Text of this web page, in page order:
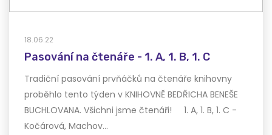
18.06.22
Pasování na čtenáře - 1. A, 1. B, 1. C
Tradiční pasování prvňáčků na čtenáře knihovny
proběhlo tento týden v KNIHOVNĚ BEDŘICHA BENEŠE
BUCHLOVANA. Všichni jsme čtenáři! 1. A, 1. B, 1. C -
Kočárová, Machov…